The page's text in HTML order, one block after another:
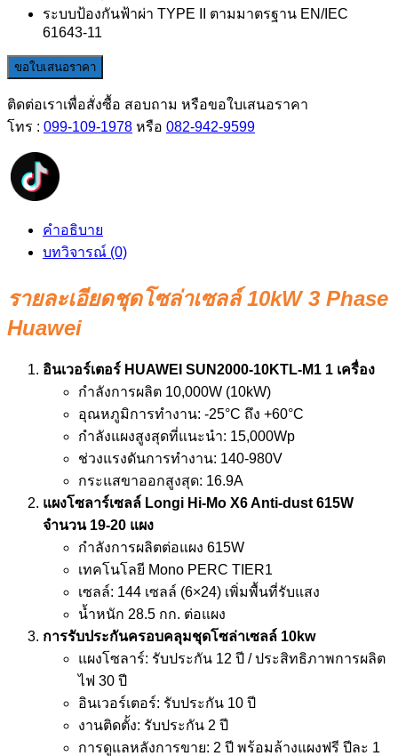
ระบบป้องกันฟ้าผ่า TYPE II ตามมาตรฐาน EN/IEC
61643-11
ขอใบเสนอราคา
ติดต่อเราเพื่อสั่งซื้อ สอบถาม หรือขอใบเสนอราคา
โทร : 099-109-1978 หรือ 082-942-9599
คำอธิบาย
บทวิจารณ์ (0)
รายละเอียดชุดโซล่าเซลล์ 10kW 3 Phase
Huawei
อินเวอร์เตอร์ HUAWEI SUN2000-10KTL-M1 1 เครื่อง
กำลังการผลิต 10,000W (10kW)
อุณหภูมิการทำงาน: -25°C ถึง +60°C
กำลังแผงสูงสุดที่แนะนำ: 15,000Wp
ช่วงแรงดันการทำงาน: 140-980V
กระแสขาออกสูงสุด: 16.9A
แผงโซลาร์เซลล์ Longi Hi-Mo X6 Anti-dust 615W
จำนวน 19-20 แผง
กำลังการผลิตต่อแผง 615W
เทคโนโลยี Mono PERC TIER1
เซลล์: 144 เซลล์ (6×24) เพิ่มพื้นที่รับแสง
น้ำหนัก 28.5 กก. ต่อแผง
การรับประกันครอบคลุมชุดโซล่าเซลล์ 10kw
แผงโซลาร์: รับประกัน 12 ปี / ประสิทธิภาพการผลิต
ไฟ 30 ปี
อินเวอร์เตอร์: รับประกัน 10 ปี
งานติดตั้ง: รับประกัน 2 ปี
การดูแลหลังการขาย: 2 ปี พร้อมล้างแผงฟรี ปีละ 1